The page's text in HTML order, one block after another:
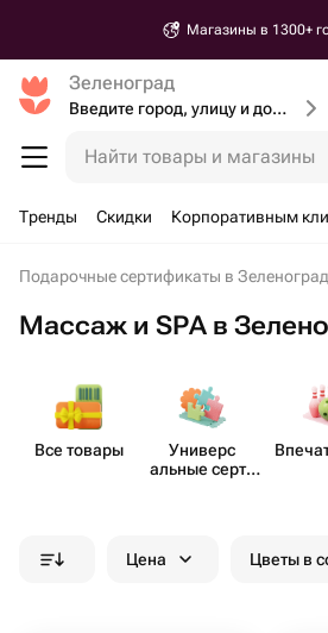
Магазины в 1300+
Зеленоград
Введите город, улицу и дом доставки
Найти товары и магазины
Тренды Скидки Корпоративным
Подарочные сертификаты в
Массаж и SPA в
Все товары
Универс​
альные серти​
Цена Цветы в